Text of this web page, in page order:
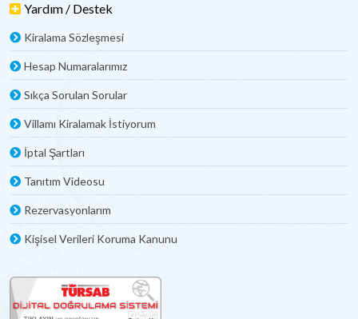
Yardım / Destek
Kiralama Sözleşmesi
Hesap Numaralarımız
Sıkça Sorulan Sorular
Villamı Kiralamak İstiyorum
İptal Şartları
Tanıtım Videosu
Rezervasyonlarım
Kişisel Verileri Koruma Kanunu